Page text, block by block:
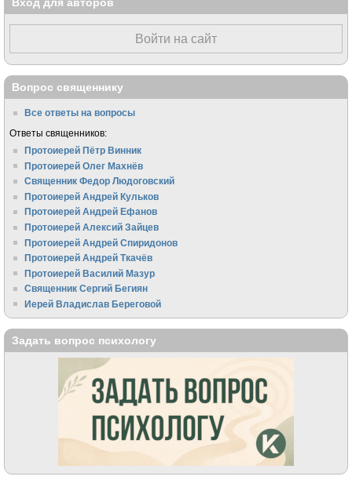
Войти на сайт
Вопрос священнику
Все ответы на вопросы
Ответы священников:
Протоиерей Пётр Винник
Протоиерей Олег Махнёв
Священник Федор Людоговский
Протоиерей Андрей Кульков
Протоиерей Андрей Ефанов
Протоиерей Алексий Зайцев
Протоиерей Андрей Спиридонов
Протоиерей Андрей Ткачёв
Протоиерей Василий Мазур
Священник Сергий Бегиян
Иерей Владислав Береговой
Задать вопрос психологу